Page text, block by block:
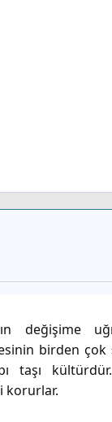
değişime
birden çok
taşı
korurlar.